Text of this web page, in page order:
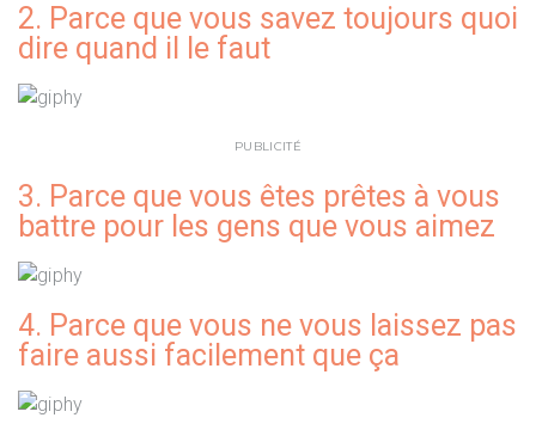
2. Parce que vous savez toujours quoi
dire quand il le faut
PUBLICITÉ
3. Parce que vous êtes prêtes à vous
battre pour les gens que vous aimez
4. Parce que vous ne vous laissez pas
faire aussi facilement que ça